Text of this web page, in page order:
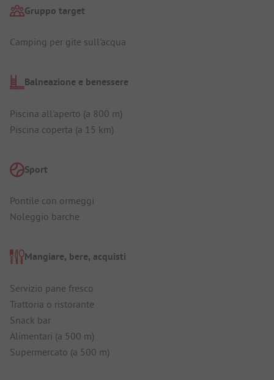
Gruppo target
Camping per gite sull'acqua
Balneazione e benessere
Piscina all'aperto (a 800 m)
Piscina coperta (a 15 km)
Sport
Pontile con ormeggi
Noleggio barche
Mangiare, bere, acquisti
Servizio pane fresco
Trattoria o ristorante
Snack bar
Alimentari (a 500 m)
Supermercato (a 500 m)